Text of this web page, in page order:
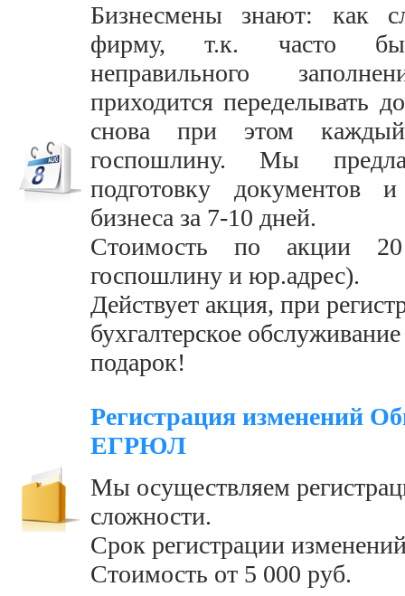
Бизнесмены знают: как
фирму, т.к. часто
неправильного
приходится переделывать
снова при этом
госпошлину. Мы
подготовку документов
бизнеса за 7-10 дней.
Стоимость по акции
госпошлину и юр.адрес).
Действует акция, при
бухгалтерское
подарок!
Регистрация изменений
ЕГРЮЛ
Мы осуществляем
сложности.
Срок регистрации
Стоимость от 5 000 руб.